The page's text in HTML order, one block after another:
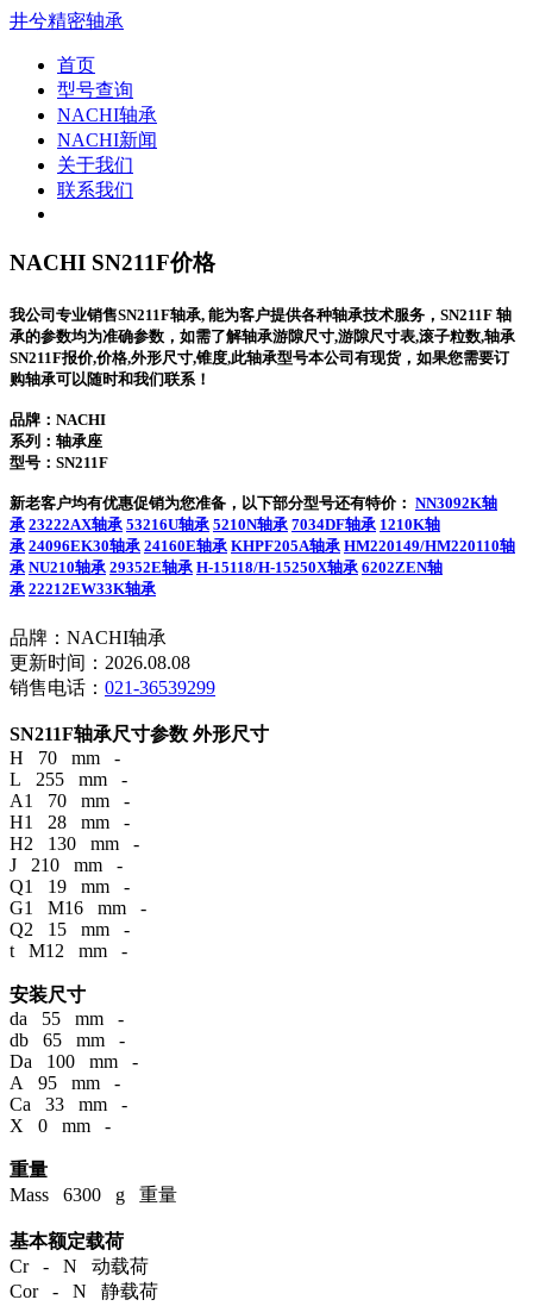
井兮精密轴承
首页
型号查询
NACHI轴承
NACHI新闻
关于我们
联系我们
NACHI SN211F价格
我公司专业销售SN211F轴承, 能为客户提供各种轴承技术服务，SN211F 轴
承的参数均为准确参数，如需了解轴承游隙尺寸,游隙尺寸表,滚子粒数,轴承
SN211F报价,价格,外形尺寸,锥度,此轴承型号本公司有现货，如果您需要订
购轴承可以随时和我们联系！
品牌：NACHI
系列：轴承座
型号： SN211F
新老客户均有优惠促销为您准备，以下部分型号还有特价： NN3092K轴
承 23222AX轴承 53216U轴承 5210N轴承 7034DF轴承 1210K轴
承 24096EK30轴承 24160E轴承 KHPF205A轴承 HM220149/HM220110轴
承 NU210轴承 29352E轴承 H-15118/H-15250X轴承 6202ZEN轴
承 22212EW33K轴承
品牌：NACHI轴承
更新时间：2026.08.08
销售电话： 021-36539299
SN211F轴承尺寸参数 外形尺寸
H 70 mm -
L 255 mm -
A1 70 mm -
H1 28 mm -
H2 130 mm -
J 210 mm -
Q1 19 mm -
G1 M16 mm -
Q2 15 mm -
t M12 mm -
安装尺寸
da 55 mm -
db 65 mm -
Da 100 mm -
A 95 mm -
Ca 33 mm -
X 0 mm -
重量
Mass 6300 g 重量
基本额定载荷
Cr - N 动载荷
Cor - N 静载荷